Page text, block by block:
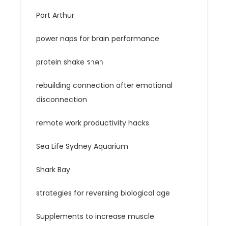
Port Arthur
power naps for brain performance
protein shake ราคา
rebuilding connection after emotional
disconnection
remote work productivity hacks
Sea Life Sydney Aquarium
Shark Bay
strategies for reversing biological age
Supplements to increase muscle